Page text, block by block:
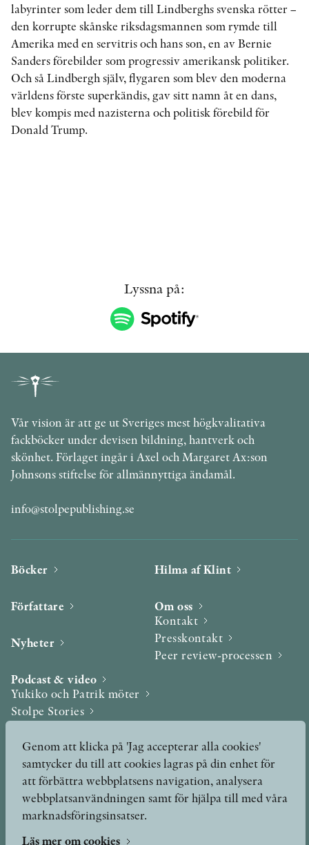
PEER REVIEW-PROCESSEN
labyrinter som leder dem till Lindberghs svenska rötter –
den korrupte skånske riksdagsmannen som rymde till
Amerika med en servitris och hans son, en av Bernie
Sanders förebilder som progressiv amerikansk politiker.
Och så Lindbergh själv, flygaren som blev den moderna
världens förste superkändis, gav sitt namn åt en dans,
blev kompis med nazisterna och politisk förebild för
Donald Trump.
Lyssna på:
Vår vision är att ge ut Sveriges mest högkvalitativa
fackböcker under devisen bildning, hantverk och
skönhet. Förlaget ingår i Axel och Margaret Ax:son
Johnsons stiftelse för allmännyttiga ändamål.
info@stolpepublishing.se
Böcker
Författare
Nyheter
Podcast & video
Yukiko och Patrik möter
Stolpe Stories
Utmärkelser & Format
Utmärkelser
Övriga format
Hilma af Klint
Om oss
Kontakt
Presskontakt
Peer review-processen
Genom att klicka på 'Jag accepterar alla cookies'
samtycker du till att cookies lagras på din enhet för
att förbättra webbplatsens navigation, analysera
webbplatsanvändningen samt för hjälpa till med våra
marknadsföringsinsatser.
Läs mer om cookies